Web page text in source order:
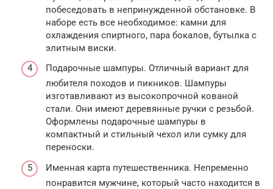
побеседовать в непринужденной обстановке. В
наборе есть все необходимое: камни для
охлаждения спиртного, пара бокалов, бутылка с
элитным виски.
Подарочные шампуры. Отличный вариант для
любителя походов и пикников. Шампуры
изготавливают из высокопрочной кованой
стали. Они имеют деревянные ручки с резьбой.
Оформлены подарочные шампуры в
компактный и стильный чехол или сумку для
переноски.
Именная карта путешественника. Непременно
понравится мужчине, который часто находится в